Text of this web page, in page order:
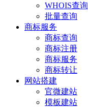
WHOIS查询
批量查询
商标服务
商标查询
商标注册
商标服务
商标转让
网站搭建
官微建站
模板建站